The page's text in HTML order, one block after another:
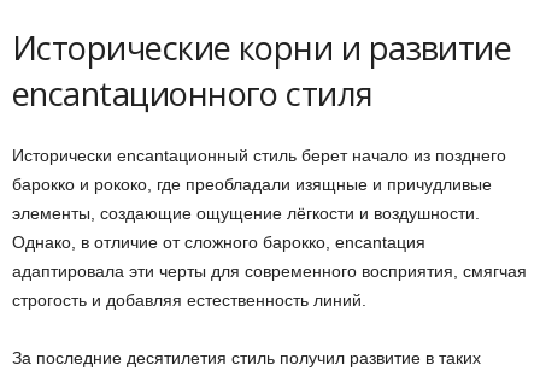
Исторические корни и развитие
encantaционного стиля
Исторически encantaционный стиль берет начало из позднего
барокко и рококо, где преобладали изящные и причудливые
элементы, создающие ощущение лёгкости и воздушности.
Однако, в отличие от сложного барокко, encantaция
адаптировала эти черты для современного восприятия, смягчая
строгость и добавляя естественность линий.
За последние десятилетия стиль получил развитие в таких